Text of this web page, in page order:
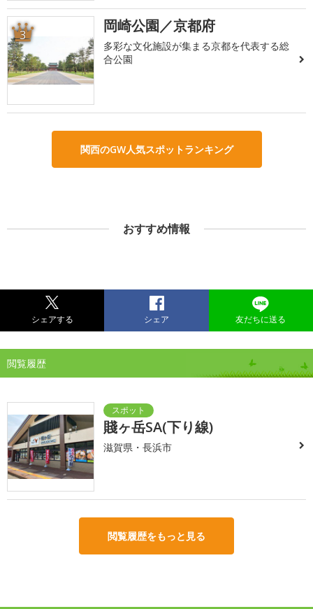
3 岡崎公園／京都府
多彩な文化施設が集まる京都を代表する総
合公園
関西のGW人気スポットランキング
おすすめ情報
シェアする シェア 友だちに送る
閲覧履歴
賤ヶ岳SA(下り線)
滋賀県・長浜市
閲覧履歴をもっと見る